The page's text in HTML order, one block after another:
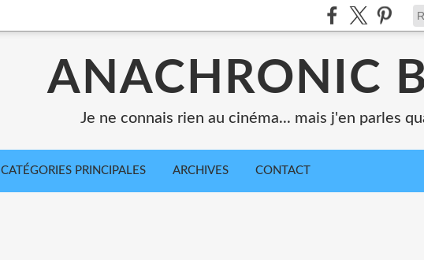
ANACHRONIC
Je ne connais rien au cinéma... mais j'en parles
CATÉGORIES PRINCIPALES ARCHIVES CONTACT